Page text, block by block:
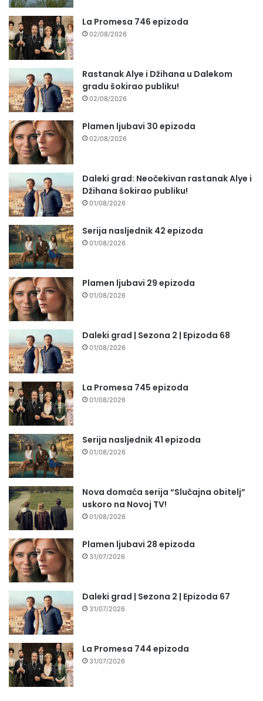
La Promesa 746 epizoda
02/08/2026
Rastanak Alye i Džihana u Dalekom
gradu šokirao publiku!
02/08/2026
Plamen ljubavi 30 epizoda
02/08/2026
Daleki grad: Neočekivan rastanak Alye i
Džihana šokirao publiku!
01/08/2026
Serija nasljednik 42 epizoda
01/08/2026
Plamen ljubavi 29 epizoda
01/08/2026
Daleki grad | Sezona 2 | Epizoda 68
01/08/2026
La Promesa 745 epizoda
01/08/2026
Serija nasljednik 41 epizoda
01/08/2026
Nova domaća serija “Slučajna obitelj”
uskoro na Novoj TV!
01/08/2026
Plamen ljubavi 28 epizoda
31/07/2026
Daleki grad | Sezona 2 | Epizoda 67
31/07/2026
La Promesa 744 epizoda
31/07/2026